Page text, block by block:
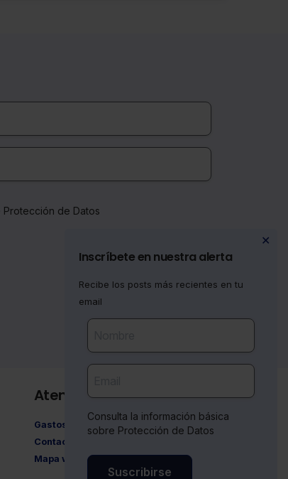
Protección de Datos
✕
Inscríbete en nuestra alerta
Recibe los posts más recientes en tu
email
Consulta la información básica
sobre Protección de Datos
Suscribirse
Atención al cliente
Gastos de envío
Contacto
Mapa web